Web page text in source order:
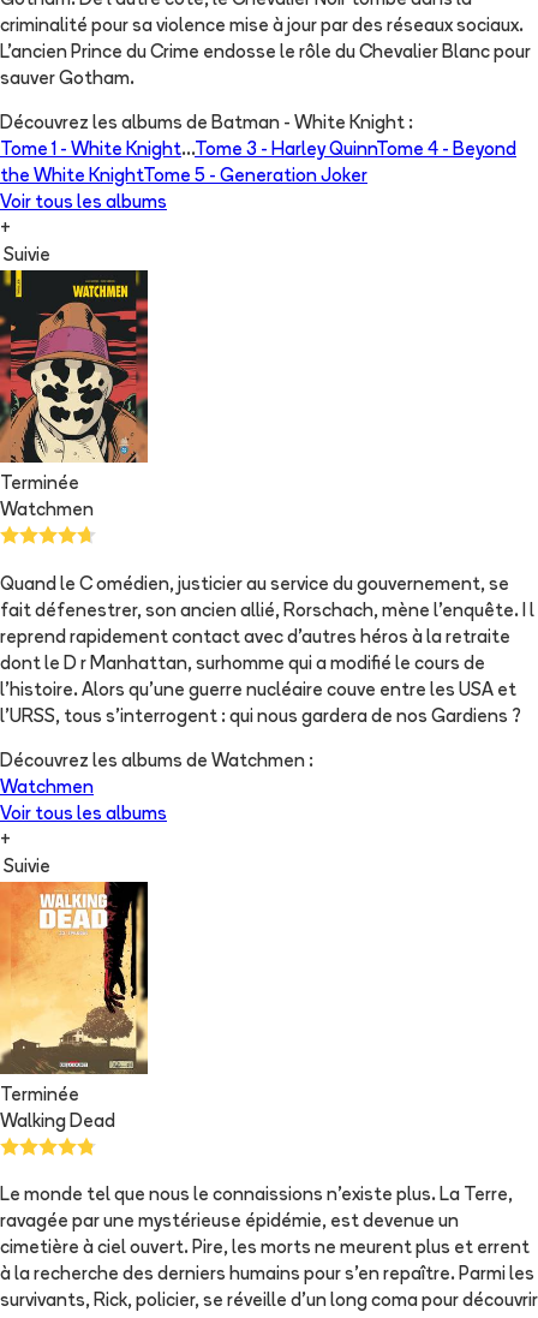
criminalité pour sa violence mise à jour par des réseaux sociaux.
L'ancien Prince du Crime endosse le rôle du Chevalier Blanc pour
sauver Gotham.
Découvrez les albums de Batman - White Knight :
Tome 1 - White Knight...Tome 3 - Harley QuinnTome 4 - Beyond
the White KnightTome 5 - Generation Joker
Voir tous les albums
+
Suivie
Terminée
Watchmen
Quand le C omédien, justicier au service du gouvernement, se
fait défenestrer, son ancien allié, Rorschach, mène l'enquête. I l
reprend rapidement contact avec d'autres héros à la retraite
dont le D r Manhattan, surhomme qui a modifié le cours de
l'histoire. Alors qu'une guerre nucléaire couve entre les USA et
l'URSS, tous s'interrogent : qui nous gardera de nos Gardiens ?
Découvrez les albums de Watchmen :
Watchmen
Voir tous les albums
+
Suivie
Terminée
Walking Dead
Le monde tel que nous le connaissions n'existe plus. La Terre,
ravagée par une mystérieuse épidémie, est devenue un
cimetière à ciel ouvert. Pire, les morts ne meurent plus et errent
à la recherche des derniers humains pour s'en repaître. Parmi les
survivants, Rick, policier, se réveille d'un long coma pour découvrir